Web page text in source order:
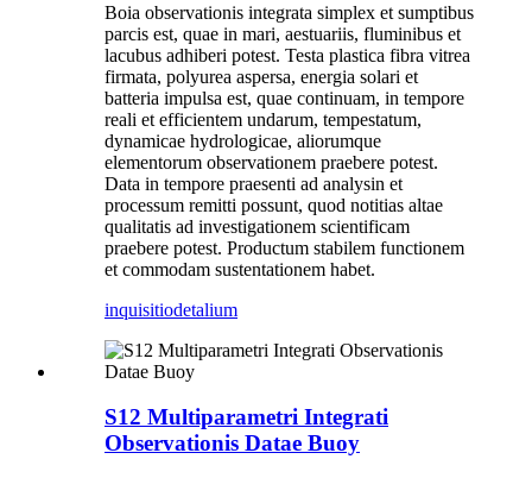
Boia observationis integrata simplex et sumptibus
parcis est, quae in mari, aestuariis, fluminibus et
lacubus adhiberi potest. Testa plastica fibra vitrea
firmata, polyurea aspersa, energia solari et
batteria impulsa est, quae continuam, in tempore
reali et efficientem undarum, tempestatum,
dynamicae hydrologicae, aliorumque
elementorum observationem praebere potest.
Data in tempore praesenti ad analysin et
processum remitti possunt, quod notitias altae
qualitatis ad investigationem scientificam
praebere potest. Productum stabilem functionem
et commodam sustentationem habet.
inquisitiodetalium
S12 Multiparametri Integrati
Observationis Datae Buoy